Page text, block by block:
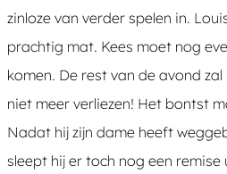
zinloze van verder spelen in.
prachtig mat. Kees moet nog
komen. De rest van de avond zal
niet meer verliezen! Het bontst
Nadat hij zijn dame heeft
sleept hij er toch nog een remise